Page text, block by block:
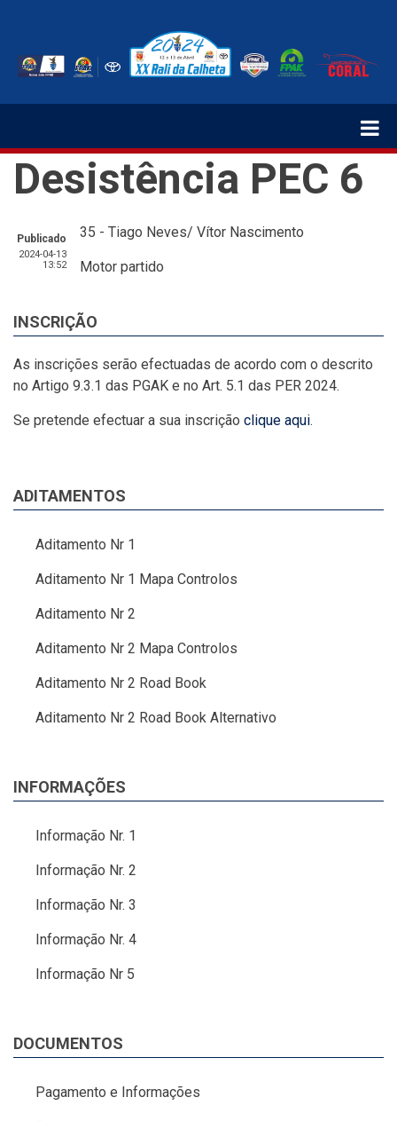
conteúdo
Desistência PEC 6
Publicado
2024-04-13
13:52
35 - Tiago Neves/ Vítor Nascimento
Motor partido
INSCRIÇÃO
As inscrições serão efectuadas de acordo com o descrito
no Artigo 9.3.1 das PGAK e no Art. 5.1 das PER 2024.
Se pretende efectuar a sua inscrição clique aqui.
ADITAMENTOS
Aditamento Nr 1
Aditamento Nr 1 Mapa Controlos
Aditamento Nr 2
Aditamento Nr 2 Mapa Controlos
Aditamento Nr 2 Road Book
Aditamento Nr 2 Road Book Alternativo
INFORMAÇÕES
Informação Nr. 1
Informação Nr. 2
Informação Nr. 3
Informação Nr. 4
Informação Nr 5
DOCUMENTOS
Pagamento e Informações